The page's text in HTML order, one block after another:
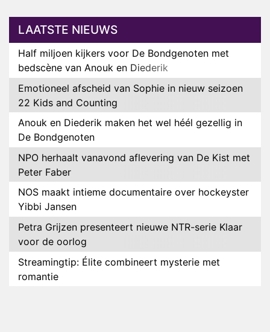
LAATSTE NIEUWS
Half miljoen kijkers voor De Bondgenoten met
bedscène van Anouk en Diederik
Emotioneel afscheid van Sophie in nieuw seizoen
22 Kids and Counting
Anouk en Diederik maken het wel héél gezellig in
De Bondgenoten
NPO herhaalt vanavond aflevering van De Kist met
Peter Faber
NOS maakt intieme documentaire over hockeyster
Yibbi Jansen
Petra Grijzen presenteert nieuwe NTR-serie Klaar
voor de oorlog
Streamingtip: Élite combineert mysterie met
romantie